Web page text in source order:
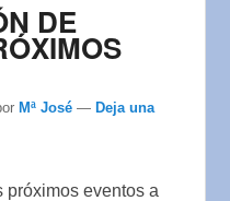
DE
Mª José — Deja una
próximos eventos a